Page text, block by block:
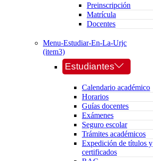
Preinscripción
Matrícula
Docentes
Menu-Estudiar-En-La-Urjc
(item3)
Estudiantes
Calendario académico
Horarios
Guías docentes
Exámenes
Seguro escolar
Trámites académicos
Expedición de títulos y
certificados